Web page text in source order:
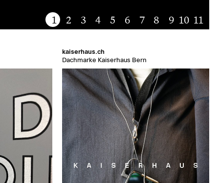
1 2 3 4 5 6 7 8 9 10 11
kaiserhaus.ch
Dachmarke Kaiserhaus Bern